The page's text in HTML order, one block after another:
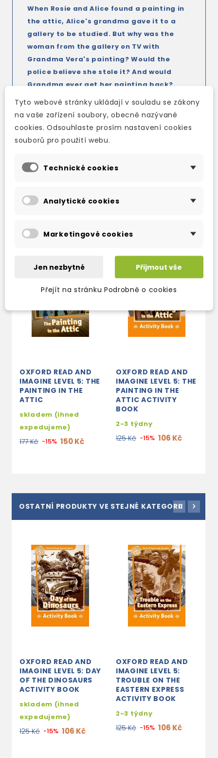
When Rosie and Alice found a painting in
the attic, Alice's grandma gave it to a
gallery to be studied. But why was the
woman from the gallery on TV with
Grandma Vera's painting? Would the
police believe she stole it? And would
Grandma ever get her painting back?
Audio in a choice of American and British
English is available for every reader.
At Levels 1 to 6, audio is available
OXFORD READ AND
IMAGINE LEVEL 5: THE
PAINTING IN THE
ATTIC
skladem (ihned
expedujeme)
177 Kč -15% 150 Kč
OXFORD READ AND
IMAGINE LEVEL 5: THE
PAINTING IN THE
ATTIC ACTIVITY
BOOK
2-3 týdny
125 Kč -15% 106 Kč
OSTATNÍ PRODUKTY VE STEJNÉ KATEGORII
OXFORD READ AND
IMAGINE LEVEL 5: DAY
OF THE DINOSAURS
ACTIVITY BOOK
skladem (ihned
expedujeme)
125 Kč -15% 106 Kč
OXFORD READ AND
IMAGINE LEVEL 5:
TROUBLE ON THE
EASTERN EXPRESS
ACTIVITY BOOK
2-3 týdny
125 Kč -15% 106 Kč
Tyto webové stránky ukládají v souladu se zákony
na vaše zařízení soubory, obecně nazývané
cookies. Odsouhlaste prosím nastavení cookies
souborů pro použití webu.
Technické cookies
Analytické cookies
Marketingové cookies
Jen nezbytné Přijmout vše
Přejít na stránku Podrobně o cookies